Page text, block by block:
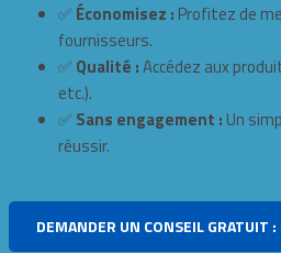
✅ Économisez : Profitez de
fournisseurs.
✅ Qualité :Accédez aux
etc.).
✅ Sans engagement : Un
réussir.
DEMANDER UN CONSEIL GRATUIT